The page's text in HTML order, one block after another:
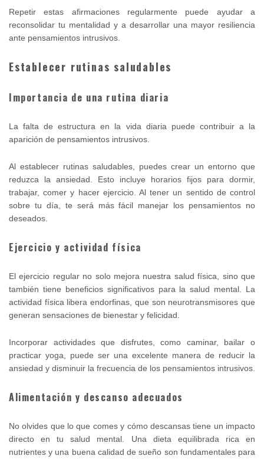
Repetir estas afirmaciones regularmente puede ayudar a
reconsolidar tu mentalidad y a desarrollar una mayor resiliencia
ante pensamientos intrusivos.
Establecer rutinas saludables
Importancia de una rutina diaria
La falta de estructura en la vida diaria puede contribuir a la
aparición de pensamientos intrusivos.
Al establecer rutinas saludables, puedes crear un entorno que
reduzca la ansiedad. Esto incluye horarios fijos para dormir,
trabajar, comer y hacer ejercicio. Al tener un sentido de control
sobre tu día, te será más fácil manejar los pensamientos no
deseados.
Ejercicio y actividad física
El ejercicio regular no solo mejora nuestra salud física, sino que
también tiene beneficios significativos para la salud mental. La
actividad física libera endorfinas, que son neurotransmisores que
generan sensaciones de bienestar y felicidad.
Incorporar actividades que disfrutes, como caminar, bailar o
practicar yoga, puede ser una excelente manera de reducir la
ansiedad y disminuir la frecuencia de los pensamientos intrusivos.
Alimentación y descanso adecuados
No olvides que lo que comes y cómo descansas tiene un impacto
directo en tu salud mental. Una dieta equilibrada rica en
nutrientes y una buena calidad de sueño son fundamentales para